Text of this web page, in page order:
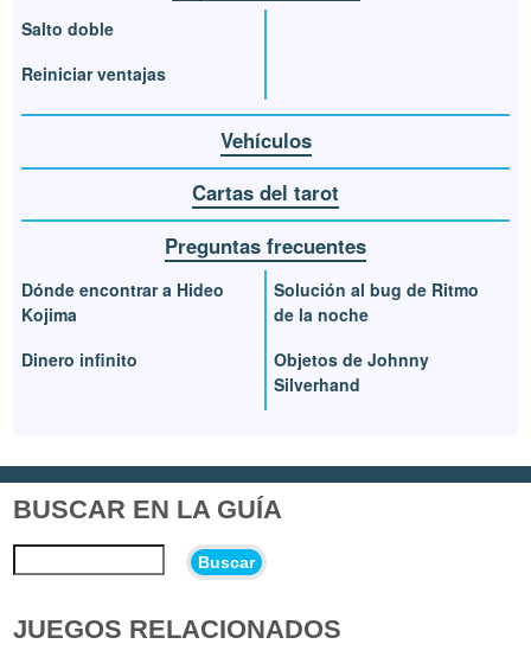
Salto doble
Reiniciar ventajas
Vehículos
Cartas del tarot
Preguntas frecuentes
Dónde encontrar a Hideo
Kojima
Dinero infinito
Solución al bug de Ritmo
de la noche
Objetos de Johnny
Silverhand
BUSCAR EN LA GUÍA
Buscar
JUEGOS RELACIONADOS